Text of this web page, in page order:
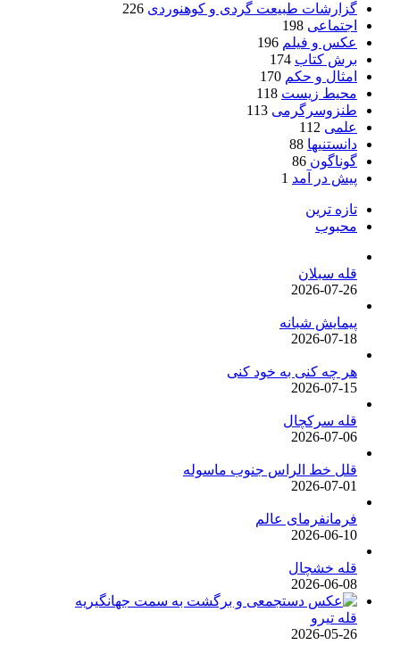
گزارشات طبیعت گردی و کوهنوردی 226
اجتماعی 198
عکس و فیلم 196
برش کتاب 174
امثال و حکم 170
محیط زیست 118
طنزوسرگرمی 113
علمی 112
دانستنیها 88
گوناگون 86
پیش در آمد 1
تازه ترین
محبوب
قله سبلان
2026-07-26
پیمایش شبانه
2026-07-18
هر چه کنی به خود کنی
2026-07-15
قله سرکچال
2026-07-06
قلل خط الراس جنوب ماسوله
2026-07-01
فرمانفرمای عالم
2026-06-10
قله خشچال
2026-06-08
قله تیرو
2026-05-26